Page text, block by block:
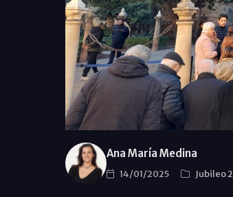
Ana María Medina
14/01/2025 Jubileo